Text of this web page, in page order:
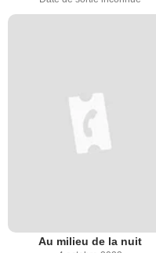
Au milieu de la nuit